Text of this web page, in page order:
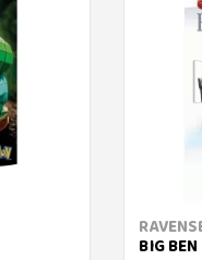
BIG